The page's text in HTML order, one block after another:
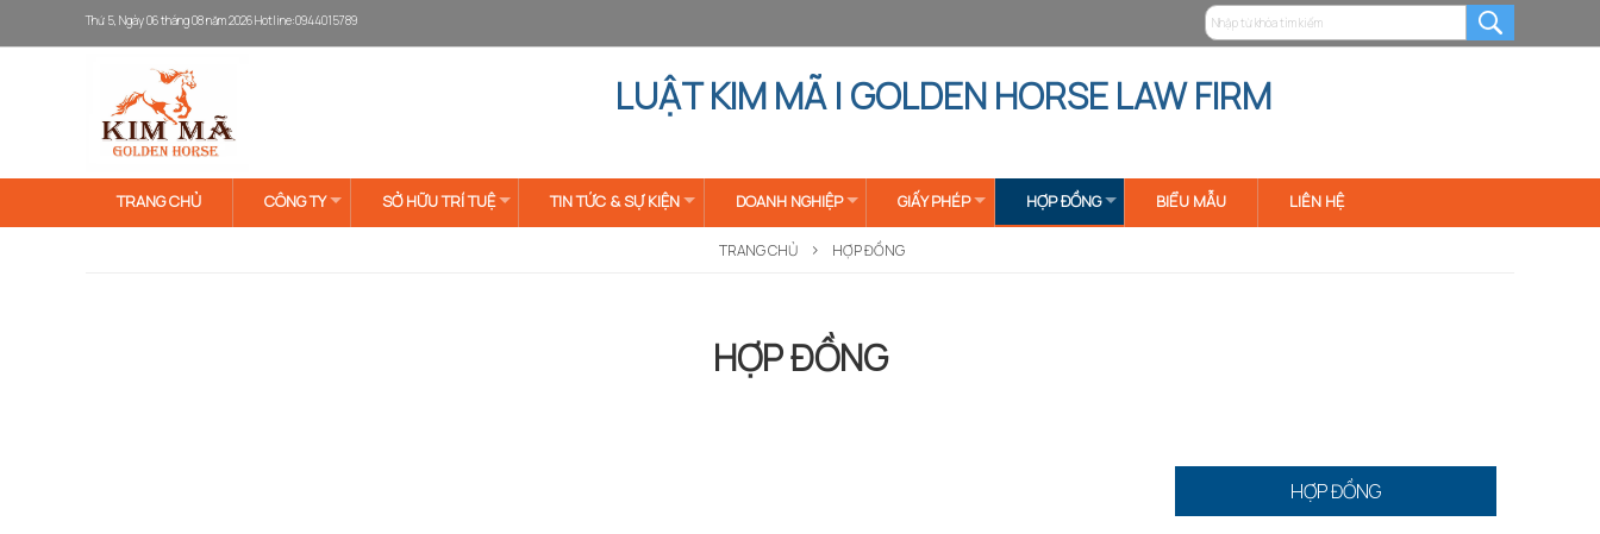
Thứ 5, Ngày 06 tháng 08 năm 2026Hotline:0944015789
LUẬT KIM MÃ | GOLDEN HORSE LAW FIRM
TRANG CHỦ CÔNG TY SỞ HỮU TRÍ TUỆ TIN TỨC & SỰ KIỆN DOANH NGHIỆP GIẤY PHÉP HỢP ĐỒNG BIỂU MẪU LIÊN HỆ
TRANG CHỦ HỢP ĐỒNG
HỢP ĐỒNG
HỢP ĐỒNG